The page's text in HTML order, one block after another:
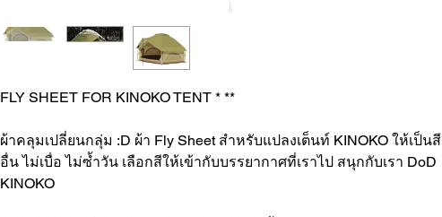
FLY SHEET FOR KINOKO TENT * **
ผ้าคลุมเปลี่ยนกลุ่ม :D ผ้า Fly Sheet สำหรับแปลงเต็นท์ KINOKO ให้เป็นสี
อื่น ไม่เบื่อ ไม่ซ้ำวัน เลือกสีให้เข้ากับบรรยากาศที่เราไป สนุกกับเรา DoD
KINOKO